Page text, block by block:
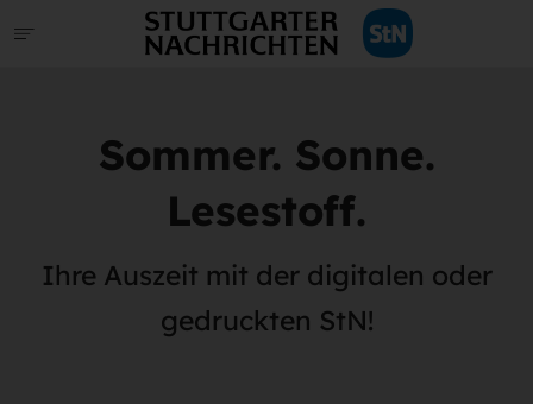
Sommer. Sonne.
Lesestoff.
Ihre Auszeit mit der digitalen oder
gedruckten StN!